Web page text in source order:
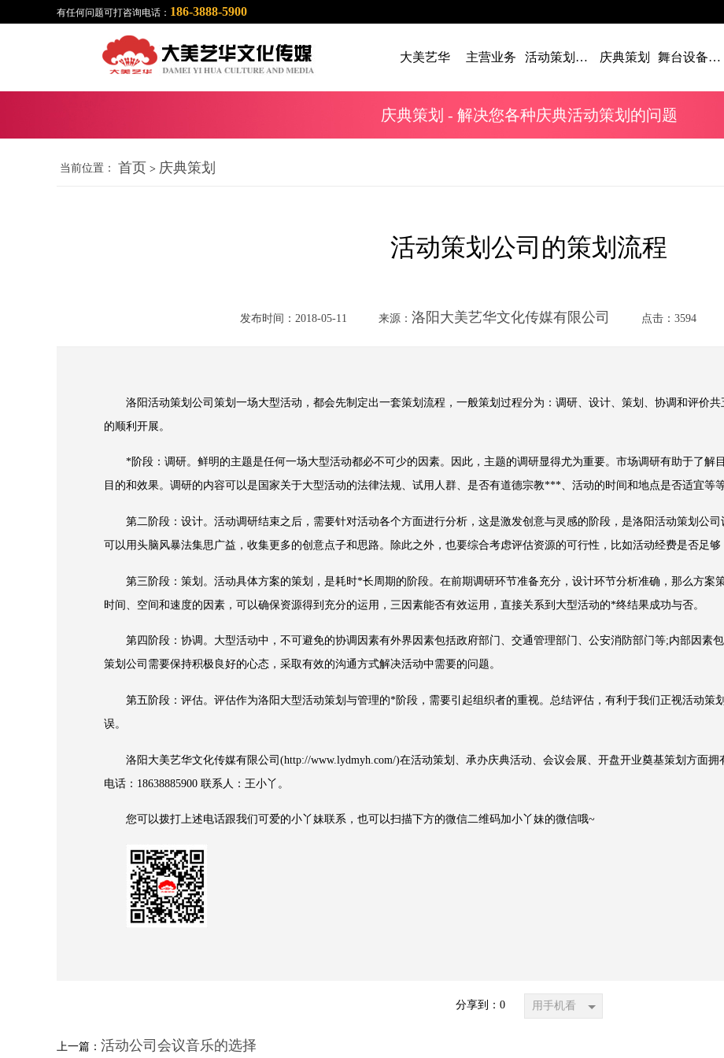
有任何问题可打咨询电话： 186-3888-5900
大美艺华 主营业务 活动策划案例 庆典策划 舞台设备租赁
庆典策划 - 解决您各种庆典活动策划的问题
当前位置： 首页 > 庆典策划
活动策划公司的策划流程
发布时间：2018-05-11 来源： 洛阳大美艺华文化传媒有限公司 点击：3594
洛阳活动策划公司策划一场大型活动，都会先制定出一套策划流程，一般策划过程分为：调研、设计、策划、协调和评价共
的顺利开展。
*阶段：调研。鲜明的主题是任何一场大型活动都必不可少的因素。因此，主题的调研显得尤为重要。市场调研有助于了解
目的和效果。调研的内容可以是国家关于大型活动的法律法规、试用人群、是否有道德宗教***、活动的时间和地点是否适宜等等
第二阶段：设计。活动调研结束之后，需要针对活动各个方面进行分析，这是激发创意与灵感的阶段，是洛阳活动策划公司
可以用头脑风暴法集思广益，收集更多的创意点子和思路。除此之外，也要综合考虑评估资源的可行性，比如活动经费是否足够
第三阶段：策划。活动具体方案的策划，是耗时*长周期的阶段。在前期调研环节准备充分，设计环节分析准确，那么方案
时间、空间和速度的因素，可以确保资源得到充分的运用，三因素能否有效运用，直接关系到大型活动的*终结果成功与否。
第四阶段：协调。大型活动中，不可避免的协调因素有外界因素包括政府部门、交通管理部门、公安消防部门等;内部因素
策划公司需要保持积极良好的心态，采取有效的沟通方式解决活动中需要的问题。
第五阶段：评估。评估作为洛阳大型活动策划与管理的*阶段，需要引起组织者的重视。总结评估，有利于我们正视活动策
误。
洛阳大美艺华文化传媒有限公司(http://www.lydmyh.com/)在活动策划、承办庆典活动、会议会展、开盘开业奠基策划方面拥
电话：18638885900 联系人：王小丫。
您可以拨打上述电话跟我们可爱的小丫妹联系，也可以扫描下方的微信二维码加小丫妹的微信哦~
分享到： 0 用手机看
上一篇： 活动公司会议音乐的选择